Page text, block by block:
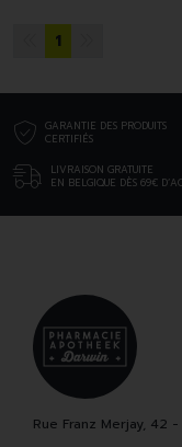
1
GARANTIE DES PRODUITS
CERTIFIÉS
LIVRAISON GRATUITE
EN BELGIQUE DÈS 69€
Rue Franz Merjay, 42